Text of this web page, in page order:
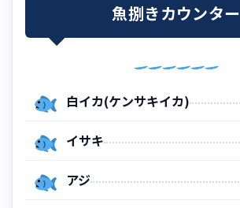
魚捌きカウンター
白イカ(ケンサキイカ)
イサキ
アジ